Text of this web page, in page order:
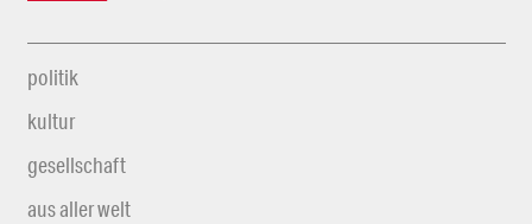
politik
kultur
gesellschaft
aus aller welt